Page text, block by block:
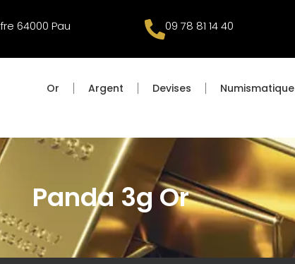
64000 Pau 09 78 81 14 40
Or Argent Devises Numismatique
Panda 3g Or